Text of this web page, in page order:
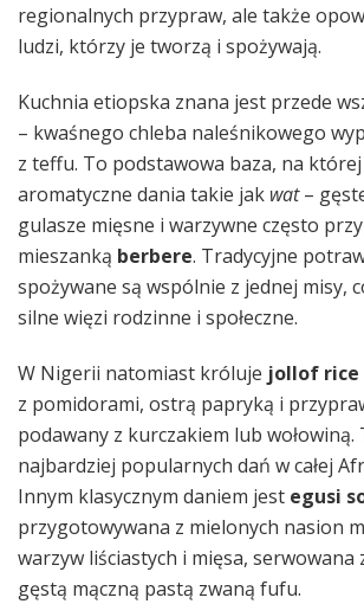
regionalnych przypraw, ale także
ludzi, którzy je tworzą i spożywają.
Kuchnia etiopska znana jest przede
– kwaśnego chleba naleśnikowego
z teffu. To podstawowa baza, na
aromatyczne dania takie jak wat–
gulasze mięsne i warzywne często
mieszanką berbere. Tradycyjne
spożywane są wspólnie z jednej misy,
silne więzi rodzinne i społeczne.
W Nigerii natomiast króluje jollof rice
z pomidorami, ostrą papryką i
podawany z kurczakiem lub wołowiną.
najbardziej popularnych dań w całej
Innym klasycznym daniem jest egusi
przygotowywana z mielonych nasion
warzyw liściastych i mięsa, serwowana
gęstą mączną pastą zwaną fufu.